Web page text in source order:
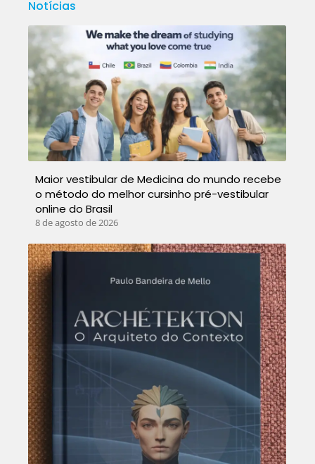
Notícias
Maior vestibular de Medicina do mundo recebe
o método do melhor cursinho pré-vestibular
online do Brasil
8 de agosto de 2026